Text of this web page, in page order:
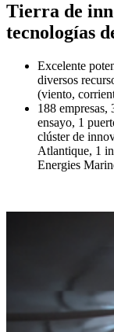
Tierra de
tecnologías
Excelente
diversos
(viento,
188 empresas,
ensayo, 1
clúster de
Atlantique, 1
Energies